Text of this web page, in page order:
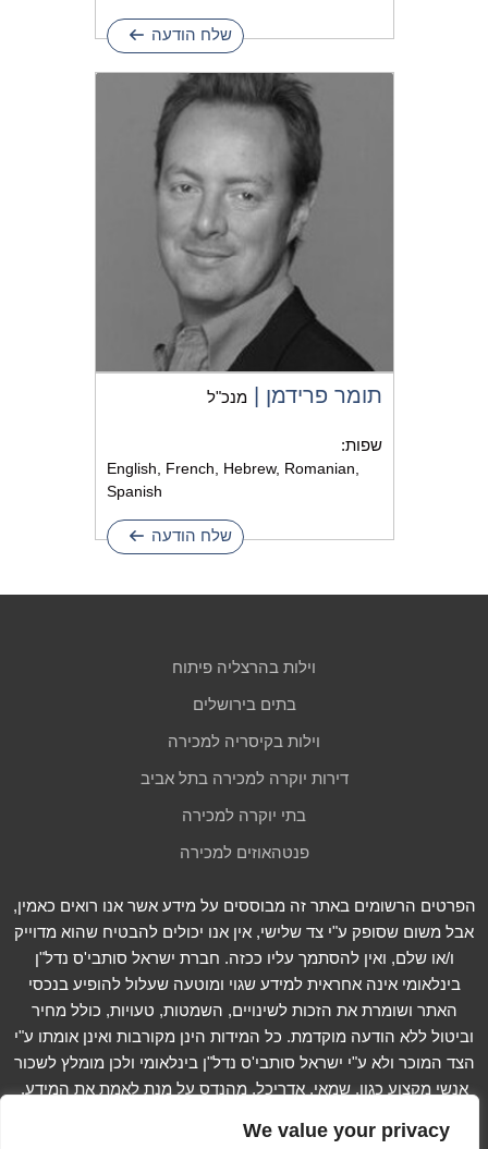
We value your privacy
שלח הודעה
תומר פרידמן |מנכ"ל
שפות:
English, French, Hebrew, Romanian,
Spanish
שלח הודעה
וילות בהרצליה פיתוח
בתים בירושלים
וילות בקיסריה למכירה
דירות יוקרה למכירה בתל אביב
בתי יוקרה למכירה
פנטהאוזים למכירה
הפרטים הרשומים באתר זה מבוססים על מידע אשר אנו רואים כאמין,
אבל משום שסופק ע"י צד שלישי, אין אנו יכולים להבטיח שהוא מדוייק
ו/או שלם, ואין להסתמך עליו ככזה. חברת ישראל סותבי'ס נדל"ן
בינלאומי אינה אחראית למידע שגוי ומוטעה שעלול להופיע בנכסי
האתר ושומרת את הזכות לשינויים, השמטות, טעויות, כולל מחיר
וביטול ללא הודעה מוקדמת. כל המידות הינן מקורבות ואינן אומתו ע"י
הצד המוכר ולא ע"י ישראל סותבי'ס נדל"ן בינלאומי ולכן מומלץ לשכור
אנשי מקצוע כגון, שמאי, אדריכל, מהנדס על מנת לאמת את המידע.
קרא עוד...